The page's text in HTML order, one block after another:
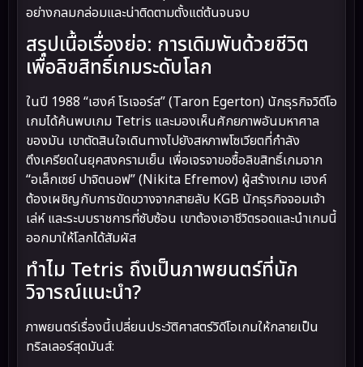
อย่างกลมกล่อมและน่าติดตามตั้งแต่ต้นจนจบ
สรุปเนื้อเรื่องย่อ: การเดิมพันด้วยชีวิต
เพื่อลิขสิทธิ์เกมระดับโลก
ในปี 1988 “เฮงค์ โรเจอร์ส” (Taron Egerton) นักธุรกิจวิดีโอ
เกมได้ค้นพบเกม Tetris และมองเห็นศักยภาพอันมหาศาล
ของมัน เขาตัดสินใจเดินทางไปยังสหภาพโซเวียตที่กำลัง
ตึงเครียดในยุคสงครามเย็น เพื่อเจรจาขอซื้อลิขสิทธิ์เกมจาก
“อเล็กเซย์ ปาจิตนอฟ” (Nikita Efremov) ผู้สร้างเกม เฮงค์
ต้องเผชิญกับการขัดขวางจากสายลับ KGB นักธุรกิจจอมเจ้า
เล่ห์ และระบบราชการที่ซับซ้อน เขาต้องเอาชีวิตรอดและนำเกมนี้
ออกมาให้โลกได้สัมผัส
ทำไม Tetris ถึงเป็นภาพยนตร์ที่นัก
วิจารณ์แนะนำ?
ภาพยนตร์เรื่องนี้เปลี่ยนประวัติศาสตร์วิดีโอเกมให้กลายเป็น
ทริลเลอร์สุดมันส์: